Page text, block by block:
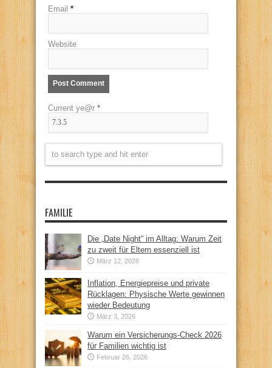
Email *
Website
Current ye@r *
FAMILIE
Die „Date Night“ im Alltag: Warum Zeit
zu zweit für Eltern essenziell ist
März 12, 2026
Inflation, Energiepreise und private
Rücklagen: Physische Werte gewinnen
wieder Bedeutung
März 3, 2026
Warum ein Versicherungs-Check 2026
für Familien wichtig ist
Februar 26, 2026